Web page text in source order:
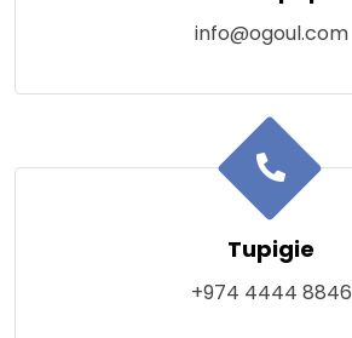
info@ogoul.com
Tupigie
+974 4444 8846